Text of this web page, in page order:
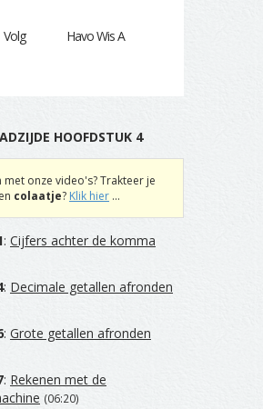
Volg Havo Wis A
HOOFDSTUK 4
met onze video's? Trakteer je
colaatje? Klik hier ...
: Cijfers achter de komma
: Decimale getallen afronden
: Grote getallen afronden
: Rekenen met de
(06:20)